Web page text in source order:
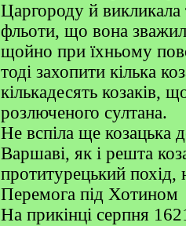
Царгороду й викликала
фльоти, що вона
щойно при їхньому
тоді захопити кілька
кількадесять козаків,
розлюченого султана.
Не вспіла ще козацька
Варшаві, як і решта
протитурецький похід,
Перемога під Хотином
На прикінці серпня